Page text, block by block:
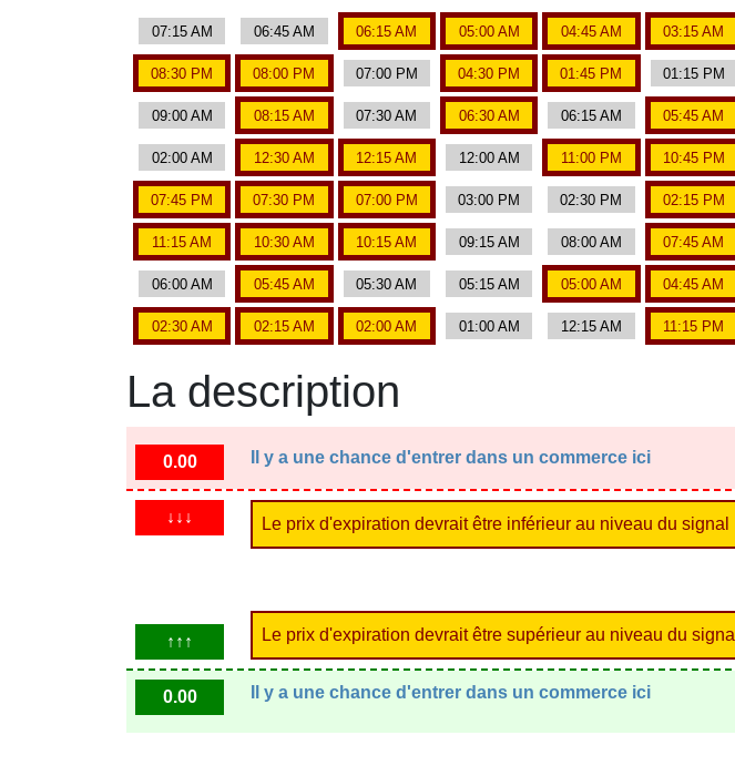
07:15 AM 06:45 AM 06:15 AM 05:00 AM 04:45 AM 03:15 AM
08:30 PM 08:00 PM 07:00 PM 04:30 PM 01:45 PM 01:15 PM
09:00 AM 08:15 AM 07:30 AM 06:30 AM 06:15 AM 05:45 AM
02:00 AM 12:30 AM 12:15 AM 12:00 AM 11:00 PM 10:45 PM
07:45 PM 07:30 PM 07:00 PM 03:00 PM 02:30 PM 02:15 PM
11:15 AM 10:30 AM 10:15 AM 09:15 AM 08:00 AM 07:45 AM
06:00 AM 05:45 AM 05:30 AM 05:15 AM 05:00 AM 04:45 AM
02:30 AM 02:15 AM 02:00 AM 01:00 AM 12:15 AM 11:15 PM
La description
0.00 Il y a une chance d'entrer dans un commerce ici
↓↓↓ Le prix d'expiration devrait être inférieur au niveau du signal
↑↑↑ Le prix d'expiration devrait être supérieur au niveau du signal
0.00 Il y a une chance d'entrer dans un commerce ici